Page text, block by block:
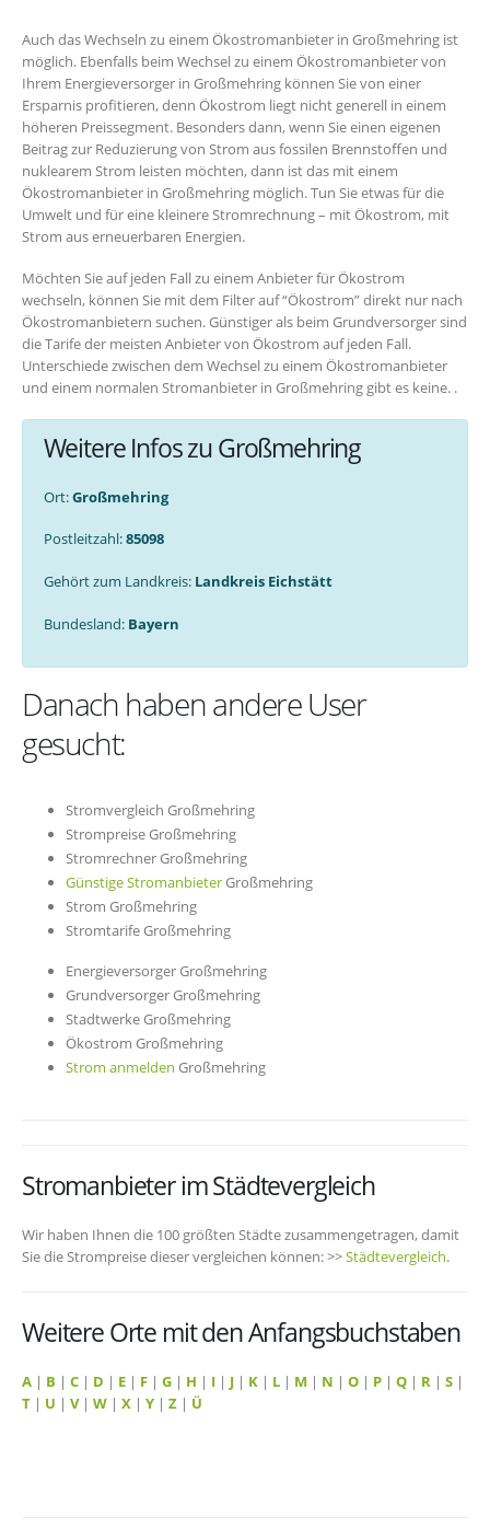
Auch das Wechseln zu einem Ökostromanbieter in Großmehring ist
möglich. Ebenfalls beim Wechsel zu einem Ökostromanbieter von
Ihrem Energieversorger in Großmehring können Sie von einer
Ersparnis profitieren, denn Ökostrom liegt nicht generell in einem
höheren Preissegment. Besonders dann, wenn Sie einen eigenen
Beitrag zur Reduzierung von Strom aus fossilen Brennstoffen und
nuklearem Strom leisten möchten, dann ist das mit einem
Ökostromanbieter in Großmehring möglich. Tun Sie etwas für die
Umwelt und für eine kleinere Stromrechnung – mit Ökostrom, mit
Strom aus erneuerbaren Energien.
Möchten Sie auf jeden Fall zu einem Anbieter für Ökostrom
wechseln, können Sie mit dem Filter auf “Ökostrom” direkt nur nach
Ökostromanbietern suchen. Günstiger als beim Grundversorger sind
die Tarife der meisten Anbieter von Ökostrom auf jeden Fall.
Unterschiede zwischen dem Wechsel zu einem Ökostromanbieter
und einem normalen Stromanbieter in Großmehring gibt es keine. .
Weitere Infos zu Großmehring
Ort:Großmehring
Postleitzahl:85098
Gehört zum Landkreis: Landkreis Eichstätt
Bundesland: Bayern
Danach haben andere User
gesucht:
Stromvergleich Großmehring
Strompreise Großmehring
Stromrechner Großmehring
Günstige StromanbieterGroßmehring
Strom Großmehring
Stromtarife Großmehring
Energieversorger Großmehring
Grundversorger Großmehring
Stadtwerke Großmehring
Ökostrom Großmehring
Strom anmelden Großmehring
Stromanbieter im Städtevergleich
Wir haben Ihnen die 100 größten Städte zusammengetragen, damit
Sie die Strompreise dieser vergleichen können: >>Städtevergleich.
Weitere Orte mit den Anfangsbuchstaben
A | B | C | D | E | F | G | H | I | J | K | L | M | N | O | P | Q | R | S |
T | U | V| W | X | Y | Z | Ü